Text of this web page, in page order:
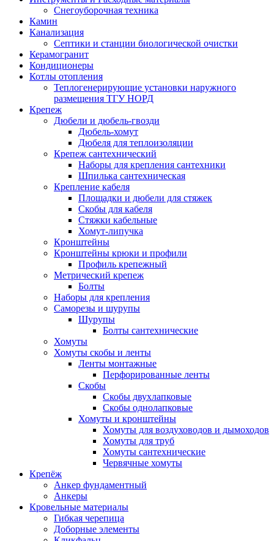
Снегоуборочная техника
Камин
Канализация
Септики и станции биологической очистки
Керамогранит
Кондиционеры
Котлы отопления
Теплогенерирующие установки наружного
размещения ТГУ НОРД
Крепеж
Дюбели и дюбель-гвозди
Дюбель-хомут
Дюбеля для теплоизоляции
Крепеж сантехнический
Наборы для крепления сантехники
Шпилька сантехническая
Крепление кабеля
Площадки и дюбели для стяжек
Скобы для кабеля
Стяжки кабельные
Хомут-липучка
Кронштейны
Кронштейны крюки и профили
Профиль крепежный
Метрический крепеж
Болты
Наборы для крепления
Саморезы и шурупы
Шурупы
Болты сантехнические
Хомуты
Хомуты скобы и ленты
Ленты монтажные
Перфорированные ленты
Скобы
Скобы двухлапковые
Скобы однолапковые
Хомуты и кронштейны
Хомуты для воздуховодов и дымоходов
Хомуты для труб
Хомуты сантехнические
Червячные хомуты
Крепёж
Анкер фундаментный
Анкеры
Кровельные материалы
Гибкая черепица
Доборные элементы